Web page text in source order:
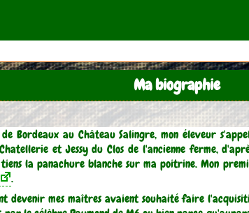
Ma biographie
Bordeaux au Château Salingre, mon éleveur
et Jessy du Clos de l'ancienne ferme,
la panachure blanche sur ma poitrine. Mon
.
devenir mes maîtres avaient souhaité faire